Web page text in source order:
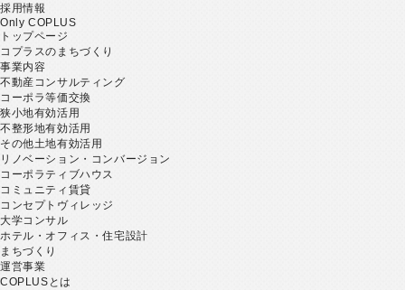
採用情報
Only COPLUS
トップページ
コプラスのまちづくり
事業内容
不動産コンサルティング
コーポラ等価交換
狭小地有効活用
不整形地有効活用
その他土地有効活用
リノベーション・コンバージョン
コーポラティブハウス
コミュニティ賃貸
コンセプトヴィレッジ
大学コンサル
ホテル・オフィス・住宅設計
まちづくり
運営事業
COPLUSとは